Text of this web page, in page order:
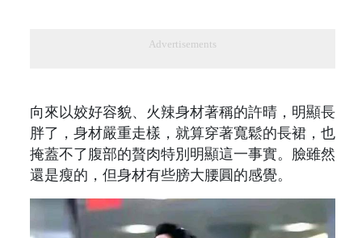
Advertisements
向來以姣好容貌、火辣身材著稱的許晴，明顯長
胖了，身材嚴重走樣，就算穿著寬鬆的長裙，也
掩蓋不了腹部的贅肉特別明顯這一事實。臉雖然
還是瘦的，但身材有些膀大腰圓的感覺。